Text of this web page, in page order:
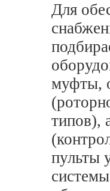
Для
муфты,
типов),
пульты